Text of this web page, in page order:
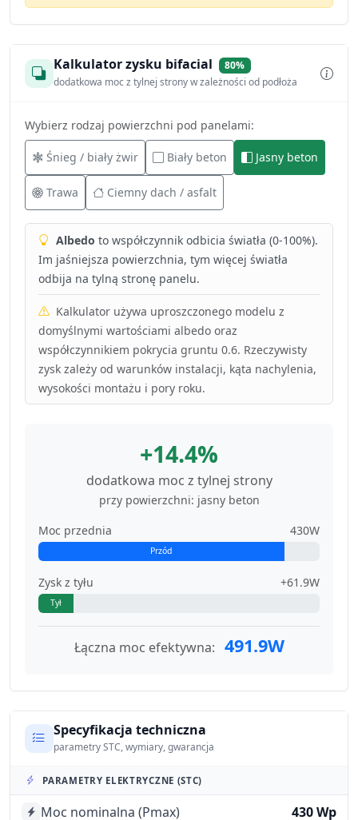
Kalkulator zysku bifacial
80%
dodatkowa moc z tylnej strony w zależności od podłoża
Wybierz rodzaj powierzchni pod panelami:
Śnieg / biały żwir Biały beton Jasny beton
Trawa Ciemny dach / asfalt
Albedo to współczynnik odbicia światła (0-100%).
Im jaśniejsza powierzchnia, tym więcej światła
odbija na tylną stronę panelu.
Kalkulator używa uproszczonego modelu z
domyślnymi wartościami albedo oraz
współczynnikiem pokrycia gruntu 0.6. Rzeczywisty
zysk zależy od warunków instalacji, kąta nachylenia,
wysokości montażu i pory roku.
+14.4%
dodatkowa moc z tylnej strony
przy powierzchni: jasny beton
Moc przednia
430W
Przód
Zysk z tyłu +61.9W
Tył
Łączna moc efektywna: 491.9W
Specyfikacja techniczna
parametry STC, wymiary, gwarancja
PARAMETRY ELEKTRYCZNE (STC)
Moc nominalna (Pmax) 430 Wp